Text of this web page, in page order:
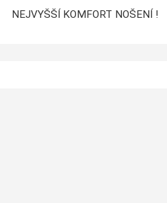
NEJVYŠŠÍ KOMFORT NOŠENÍ !